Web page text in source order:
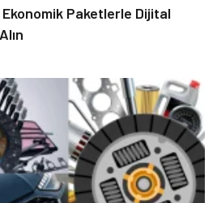
Paketlerle Dijital